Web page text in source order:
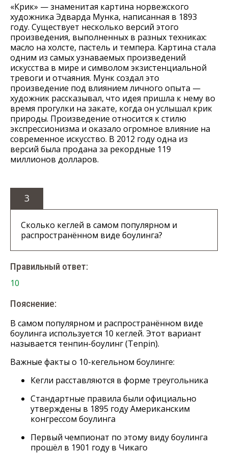
«Крик» — знаменитая картина норвежского
художника Эдварда Мунка, написанная в 1893
году. Существует несколько версий этого
произведения, выполненных в разных техниках:
масло на холсте, пастель и темпера. Картина стала
одним из самых узнаваемых произведений
искусства в мире и символом экзистенциальной
тревоги и отчаяния. Мунк создал это
произведение под влиянием личного опыта —
художник рассказывал, что идея пришла к нему во
время прогулки на закате, когда он услышал крик
природы. Произведение относится к стилю
экспрессионизма и оказало огромное влияние на
современное искусство. В 2012 году одна из
версий была продана за рекордные 119
миллионов долларов.
3
Сколько кеглей в самом популярном и
распространённом виде боулинга?
Правильный ответ:
10
Пояснение:
В самом популярном и распространённом виде
боулинга используется 10 кеглей. Этот вариант
называется тенпин-боулинг (Tenpin).
Важные факты о 10-кегельном боулинге:
Кегли расставляются в форме треугольника
Стандартные правила были официально
утверждены в 1895 году Американским
конгрессом боулинга
Первый чемпионат по этому виду боулинга
прошёл в 1901 году в Чикаго